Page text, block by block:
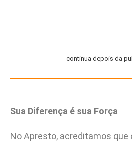
continua depois da
Sua Diferença é sua Força
No Apresto, acreditamos que